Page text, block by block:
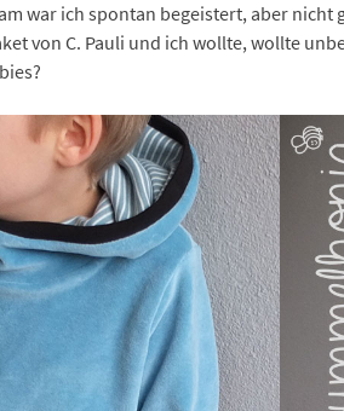
war ich spontan begeistert, aber
von C. Pauli und ich wollte, wollte